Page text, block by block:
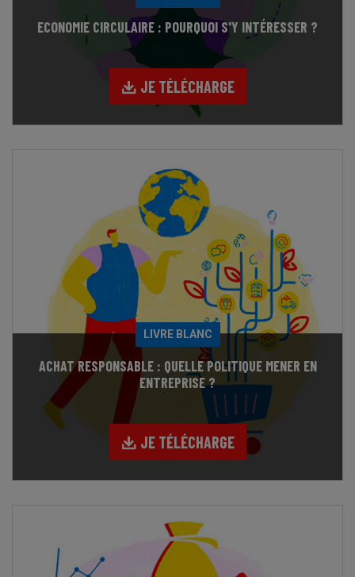
ECONOMIE CIRCULAIRE : POURQUOI S'Y INTÉRESSER ?
JE TÉLÉCHARGE
LIVRE BLANC
ACHAT RESPONSABLE : QUELLE POLITIQUE MENER EN
ENTREPRISE ?
JE TÉLÉCHARGE